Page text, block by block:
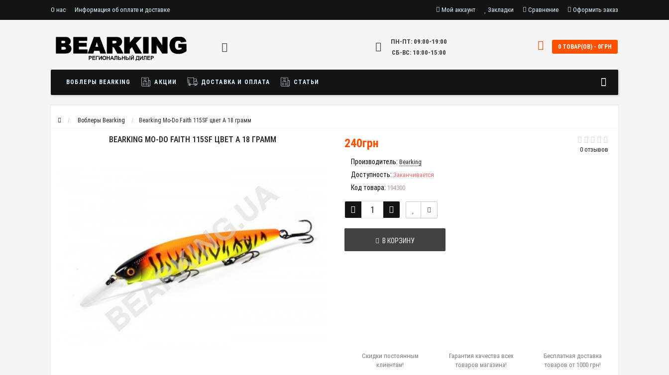
О нас Информация об оплате и доставке Мой аккаунт Закладки Сравнение Оформить заказ
ПН-ПТ: 09:00-19:00
СБ-ВС: 10:00-15:00
0 ТОВАР(ОВ) - 0ГРН
ВОБЛЕРЫ BEARKING АКЦИИ ДОСТАВКА И ОПЛАТА СТАТЬИ
Воблеры Bearking Bearking Mo-Do Faith 115SF цвет A 18 грамм
BEARKING MO-DO FAITH 115SF ЦВЕТ A 18 ГРАММ
0 отзывов
240грн
Производитель: Bearking
Доступность: Заканчивается
Код товара: 194300
В КОРЗИНУ
Скидки постоянным
клиентам!
Гарантия качества всех
товаров магазина!
Бесплатная доставка
товаров от 1000 грн!